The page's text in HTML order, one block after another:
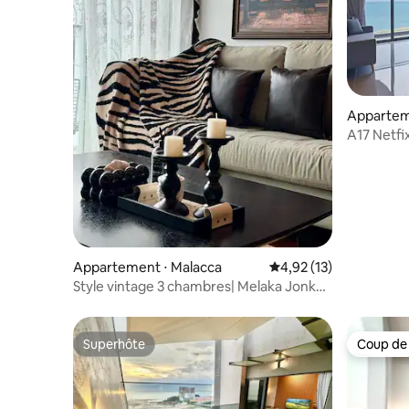
Appartement ⋅ Malacca Évaluation moyenne
4,92 (13)
Style vintage 3 chambres| Melaka Jonker
Malacca
A17
Superhôte
Superhôte Coup
Coup